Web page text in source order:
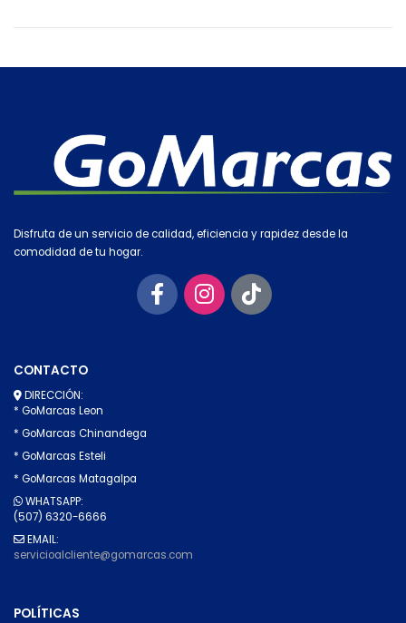
Disfruta de un servicio de calidad, eficiencia y rapidez desde la
comodidad de tu hogar.
CONTACTO
DIRECCIÓN:
* GoMarcas Leon
* GoMarcas Chinandega
* GoMarcas Esteli
* GoMarcas Matagalpa
WHATSAPP:
(507) 6320-6666
EMAIL:
servicioalcliente@gomarcas.com
POLÍTICAS